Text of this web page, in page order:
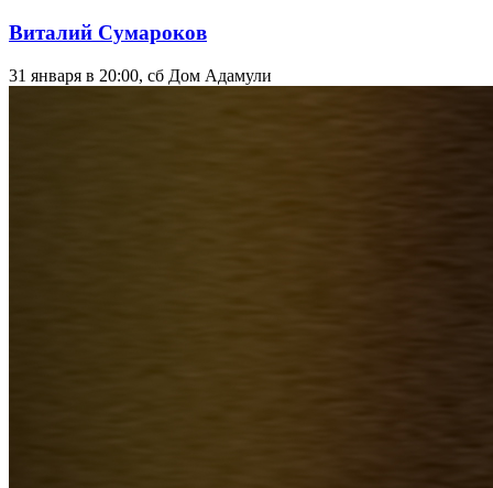
Виталий Сумароков
31 января в 20:00, сб Дом Адамули